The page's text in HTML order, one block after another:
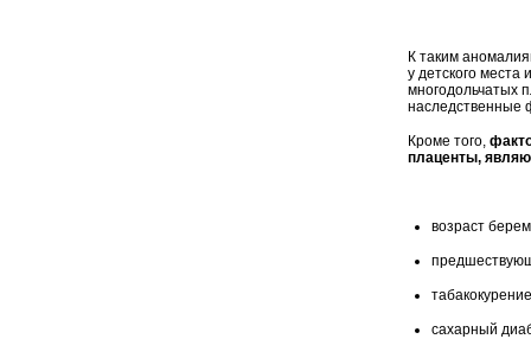
К таким
у детского
многодольчатых
наследственные
Кроме того,
плаценты,
возраст
сахарный